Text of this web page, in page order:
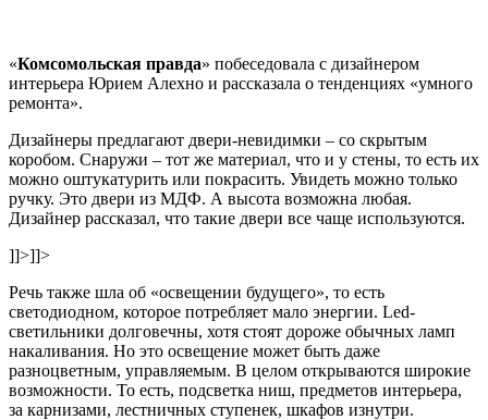
«Комсомольская правда» побеседовала с дизайнером
интерьера Юрием Алехно и рассказала о тенденциях «умного
ремонта».
Дизайнеры предлагают двери-невидимки – со скрытым
коробом. Снаружи – тот же материал, что и у стены, то есть их
можно оштукатурить или покрасить. Увидеть можно только
ручку. Это двери из МДФ. А высота возможна любая.
Дизайнер рассказал, что такие двери все чаще используются.
]]>]]>
Речь также шла об «освещении будущего», то есть
светодиодном, которое потребляет мало энергии. Led-
светильники долговечны, хотя стоят дороже обычных ламп
накаливания. Но это освещение может быть даже
разноцветным, управляемым. В целом открываются широкие
возможности. То есть, подсветка ниш, предметов интерьера,
за карнизами, лестничных ступенек, шкафов изнутри.